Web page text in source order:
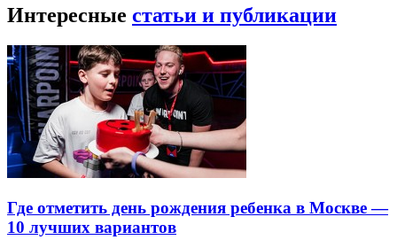
Интересные статьи и публикации
Где отметить день рождения ребенка в Москве —
10 лучших вариантов